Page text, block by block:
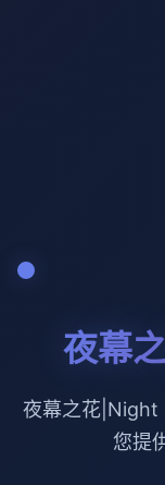
夜幕
夜幕之花|Night
您提